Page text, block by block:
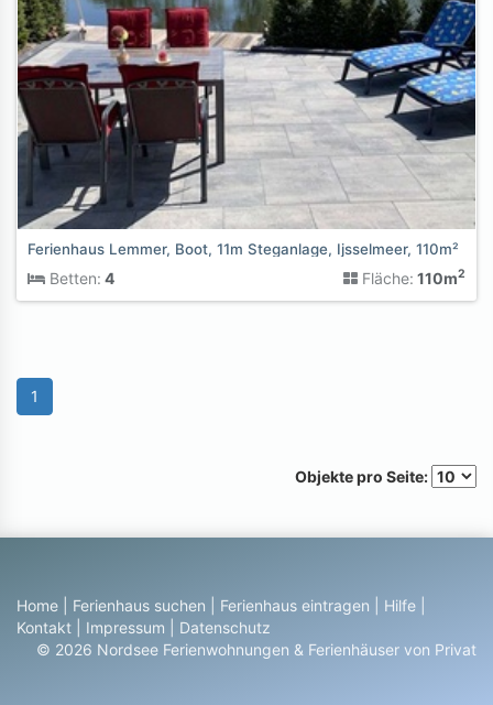
Ferienhaus Lemmer, Boot, 11m Steganlage, Ijsselmeer, 110m²
Betten: 4 Fläche: 110m2
1
Objekte pro Seite:
Home Ferienhaus suchen Ferienhaus eintragen Hilfe
Kontakt
Impressum
Datenschutz
© 2026 Nordsee Ferienwohnungen & Ferienhäuser von Privat